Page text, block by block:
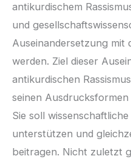
antikurdischem
und
Auseinandersetzung mit
werden. Ziel dieser
antikurdischen
seinen
Sie soll
unterstützen und
beitragen. Nicht zuletzt